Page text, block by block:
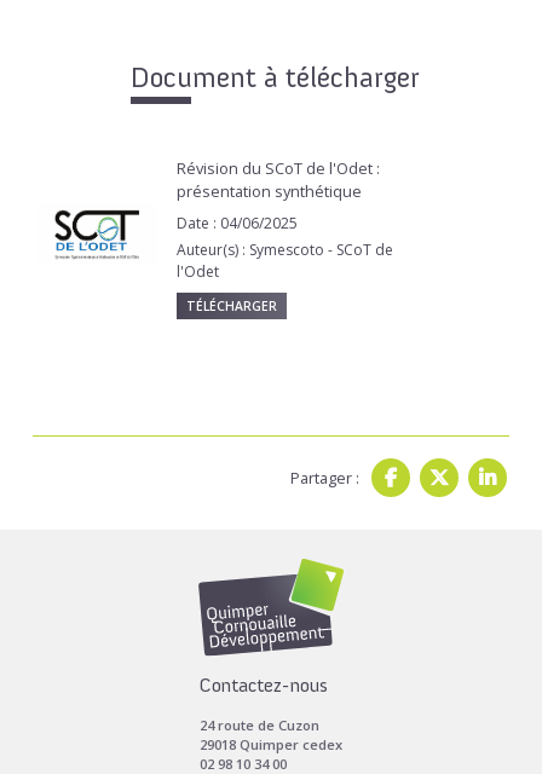
Document à télécharger
Révision du SCoT de l'Odet :
présentation synthétique
Date : 04/06/2025
Auteur(s) : Symescoto - SCoT de
l'Odet
TÉLÉCHARGER
Partager :
Contactez-nous
24 route de Cuzon
29018 Quimper cedex
02 98 10 34 00